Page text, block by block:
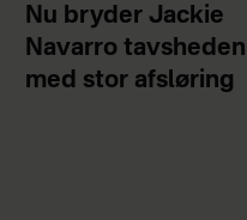
Nu bryder Jackie
Navarro tavsheden
med stor afsløring